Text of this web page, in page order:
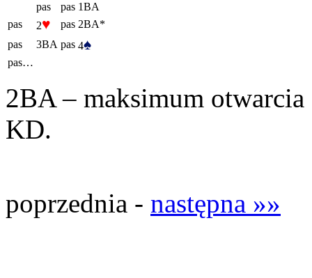
pas
pas 1BA
pas
2♥ pas 2BA*
pas
3BA pas 4♠
pas…
2BA – maksimum
KD.
poprzednia - następna »»